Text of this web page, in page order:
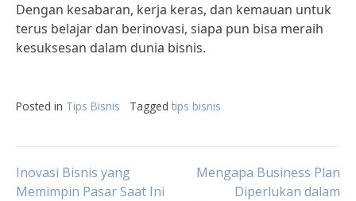
Dengan kesabaran, kerja keras, dan kemauan untuk
terus belajar dan berinovasi, siapa pun bisa meraih
kesuksesan dalam dunia bisnis.
Posted in Tips Bisnis Tagged tips bisnis
Post
Inovasi Bisnis yang
Memimpin Pasar Saat Ini
Mengapa Business Plan
Diperlukan dalam